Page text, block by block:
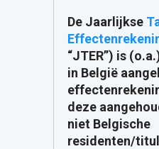
De Jaarlijkse
“JTER”) is
in België
deze
niet Belgische
residenten/